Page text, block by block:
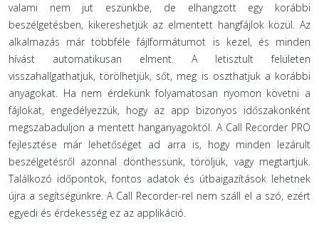
valami nem jut eszünkbe, de elhangzott egy korábbi
beszélgetésben, kikereshetjük az elmentett hangfájlok közül. Az
alkalmazás már többféle fájlformátumot is kezel, és minden
hívást automatikusan elment. A letisztult felületen
visszahallgathatjuk, törölhetjük, sőt, meg is oszthatjuk a korábbi
anyagokat. Ha nem érdekünk folyamatosan nyomon követni a
fájlokat, engedélyezzük, hogy az app bizonyos időszakonként
megszabaduljon a mentett hanganyagoktól. A Call Recorder PRO
fejlesztése már lehetőséget ad arra is, hogy minden lezárult
beszélgetésről azonnal dönthessünk, töröljük, vagy megtartjuk.
Találkozó időpontok, fontos adatok és útbaigazítások lehetnek
újra a segítségünkre. A Call Recorder-rel nem száll el a szó, ezért
egyedi és érdekesség ez az applikáció.